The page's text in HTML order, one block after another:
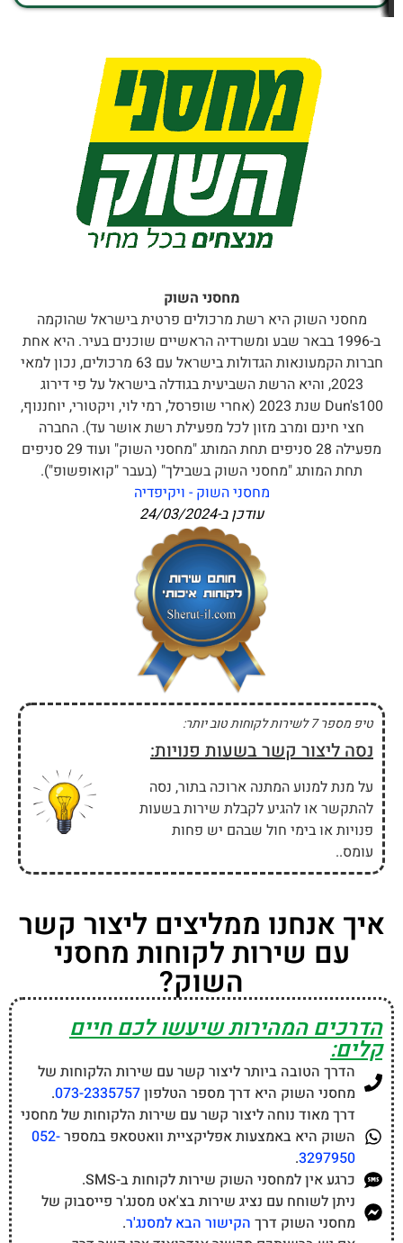
מחסני השוק
מחסני השוק היא רשת מרכולים פרטית בישראל שהוקמה
ב-1996 בבאר שבע ומשרדיה הראשיים שוכנים בעיר. היא אחת
חברות הקמעונאות הגדולות בישראל עם 63 מרכולים, נכון למאי
2023, והיא הרשת השביעית בגודלה בישראל על פי דירוג
Dun's100 שנת 2023 (אחרי שופרסל, רמי לוי, ויקטורי, יוחננוף,
חצי חינם ומרב מזון לכל מפעילת רשת אושר עד). החברה
מפעילה 28 סניפים תחת המותג "מחסני השוק" ועוד 29 סניפים
תחת המותג "מחסני השוק בשבילך" (בעבר "קואופשופ").
מחסני השוק - ויקיפדיה
עודכן ב-24/03/2024
טיפ מספר 7 לשירות לקוחות טוב יותר:
נסה ליצור קשר בשעות פנויות:
על מנת למנוע המתנה ארוכה בתור, נסה
להתקשר או להגיע לקבלת שירות בשעות
פנויות או בימי חול שבהם יש פחות
עומס..
איך אנחנו ממליצים ליצור קשר
עם שירות לקוחות מחסני
השוק?
הדרכים המהירות שיעשו לכם חיים
קלים:
הדרך הטובה ביותר ליצור קשר עם שירות הלקוחות של
מחסני השוק היא דרך מספר הטלפון073-2335757
.
דרך מאוד נוחה ליצור קשר עם שירות הלקוחות של מחסני
השוק היא באמצעות אפליקציית וואטסאפ במספר052-
3297950
.
כרגע אין למחסני השוק שירות לקוחות ב-SMS.
ניתן לשוחח עם נציג שירות בצ'אט מסנג'ר פייסבוק של
מחסני השוק דרך הקישור הבא למסנג'ר.